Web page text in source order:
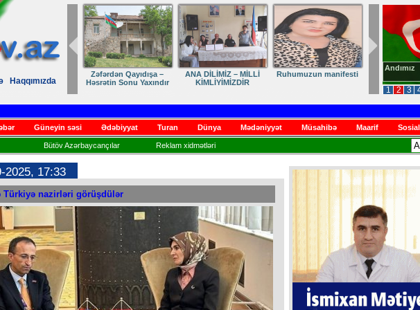
Haqqımızda
1 2 3
Andımız
Zəfərdən Qayıdışa –
Həsrətin Sonu Yaxındır
ANA DİLİMİZ – MİLLİ
KİMLİYİMİZDİR
Ruhumuzun manifesti
Güneyin səsi Ədəbiyyat Turan Dünya Mədəniyyət Müsahibə Maarif
Bütöv Azərbaycançılar Reklam xidmətləri
2025, 17:33
Türkiyə nazirləri görüşdülər